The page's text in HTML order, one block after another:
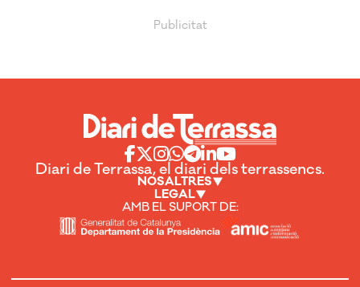
Diari de Terrassa, el diari dels terrassencs.
NOSALTRES
LEGAL
AMB EL SUPORT DE: